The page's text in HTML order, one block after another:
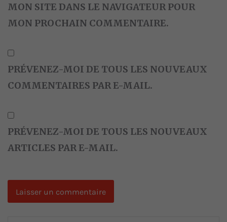
MON SITE DANS LE NAVIGATEUR POUR
MON PROCHAIN COMMENTAIRE.
PRÉVENEZ-MOI DE TOUS LES NOUVEAUX
COMMENTAIRES PAR E-MAIL.
PRÉVENEZ-MOI DE TOUS LES NOUVEAUX
ARTICLES PAR E-MAIL.